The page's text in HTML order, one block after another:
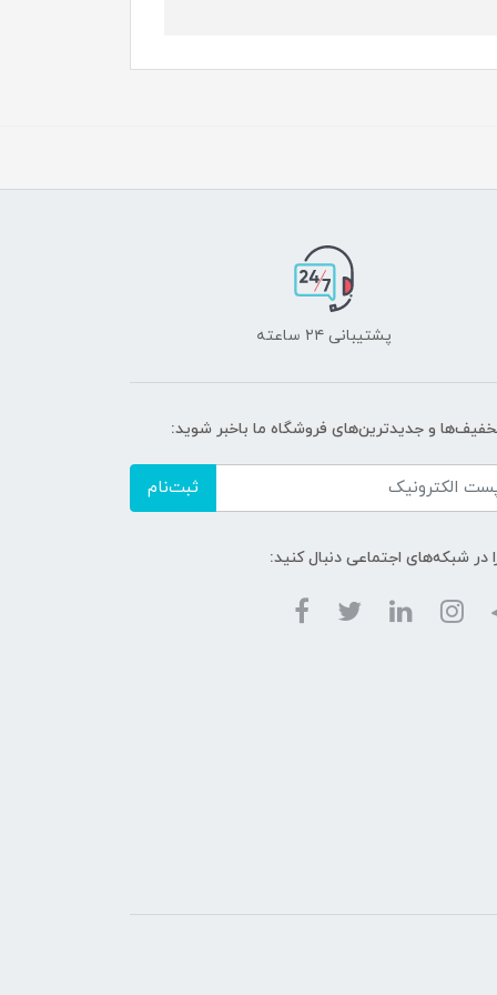
پشتیبانی ۲۴ ساعته
و جدیدترین‌های فروشگاه ما باخبر شوید:
ثبت‌نام
در شبکه‌های اجتماعی دنبال کنید: